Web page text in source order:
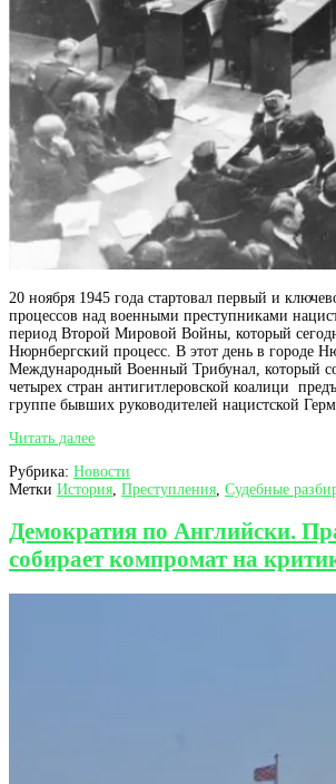
20 ноября 1945 года стартовал первый и
процессов над военными преступниками
период Второй Мировой Войны, который
Нюрнбергский процесс. В этот день в городе
Международный Военный Трибунал, который
четырех стран антигитлеровской коалици
группе бывших руководителей нацистской
Читать далее78
Нюрнбергского
процесса
Рубрика: Новости
Метки История Преступления Судебные
Демократия по Английски.
собирает компромат на